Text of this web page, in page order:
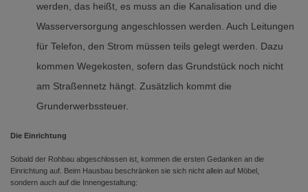
werden, das heißt, es muss an die Kanalisation und die
Wasserversorgung angeschlossen werden. Auch Leitungen
für Telefon, den Strom müssen teils gelegt werden. Dazu
kommen Wegekosten, sofern das Grundstück noch nicht
am Straßennetz hängt. Zusätzlich kommt die
Grunderwerbssteuer.
Die Einrichtung
Sobald der Rohbau abgeschlossen ist, kommen die ersten Gedanken an die
Einrichtung auf. Beim Hausbau beschränken sie sich nicht allein auf Möbel,
sondern auch auf die Innengestaltung: